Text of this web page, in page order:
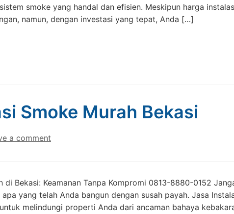
smoke yang handal dan efisien. Meskipun harga
namun, dengan investasi yang tepat, Anda […]
Smoke Murah Bekasi
a comment
di Bekasi: Keamanan Tanpa Kompromi 0813-8880-0152
yang telah Anda bangun dengan susah payah. Jasa
melindungi properti Anda dari ancaman bahaya